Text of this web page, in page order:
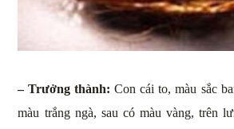
– Trưởng thành: Con cái to, màu sắc
màu trắng ngà, sau có màu vàng, trên